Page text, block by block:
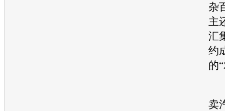
杂
主
汇
约
的
卖